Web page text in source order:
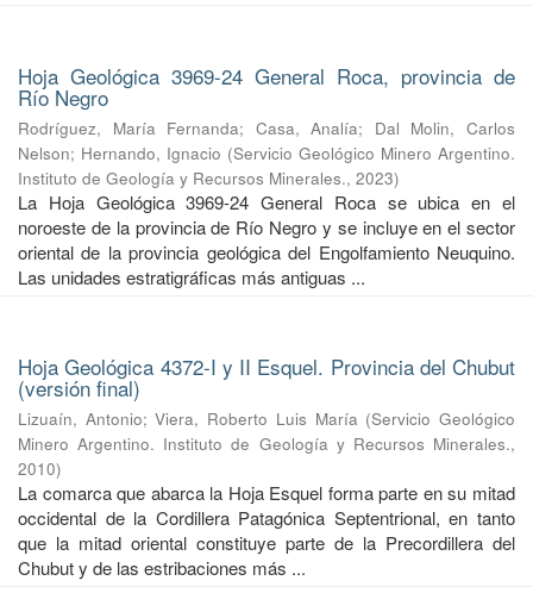
Hoja Geológica 3969-24 General Roca, provincia de
Río Negro
Rodríguez, María Fernanda; Casa, Analía; Dal Molin, Carlos
Nelson; Hernando, Ignacio (Servicio Geológico Minero Argentino.
Instituto de Geología y Recursos Minerales., 2023)
La Hoja Geológica 3969-24 General Roca se ubica en el
noroeste de la provincia de Río Negro y se incluye en el sector
oriental de la provincia geológica del Engolfamiento Neuquino.
Las unidades estratigráficas más antiguas ...
Hoja Geológica 4372-I y II Esquel. Provincia del Chubut
(versión final)
Lizuaín, Antonio;Viera, Roberto Luis María (Servicio Geológico
Minero Argentino. Instituto de Geología y Recursos Minerales.,
2010)
La comarca que abarca la Hoja Esquel forma parte en su mitad
occidental de la Cordillera Patagónica Septentrional, en tanto
que la mitad oriental constituye parte de la Precordillera del
Chubut y de las estribaciones más ...